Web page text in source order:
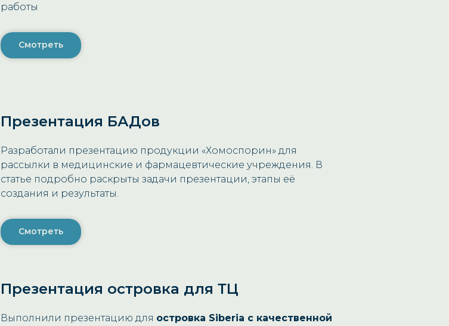
работы
Смотреть
Презентация БАДов
Разработали презентацию продукции «Хомоспорин» для
рассылки в медицинские и фармацевтические учреждения. В
статье подробно раскрыты задачи презентации, этапы её
создания и результаты.
Смотреть
Презентация островка для ТЦ
Выполнили презентацию для островка Siberia с качественной